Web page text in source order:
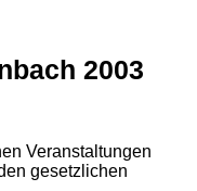
2003
Veranstaltungen
gesetzlichen